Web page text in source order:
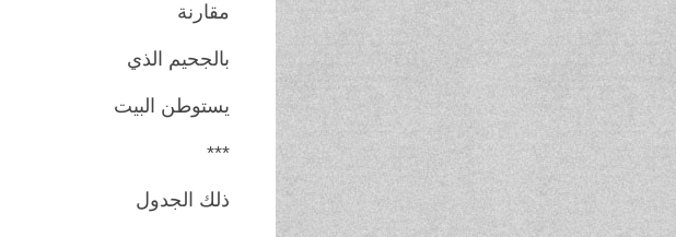
مقارنة
بالجحيم الذي
يستوطن البيت
***
ذلك الجدول